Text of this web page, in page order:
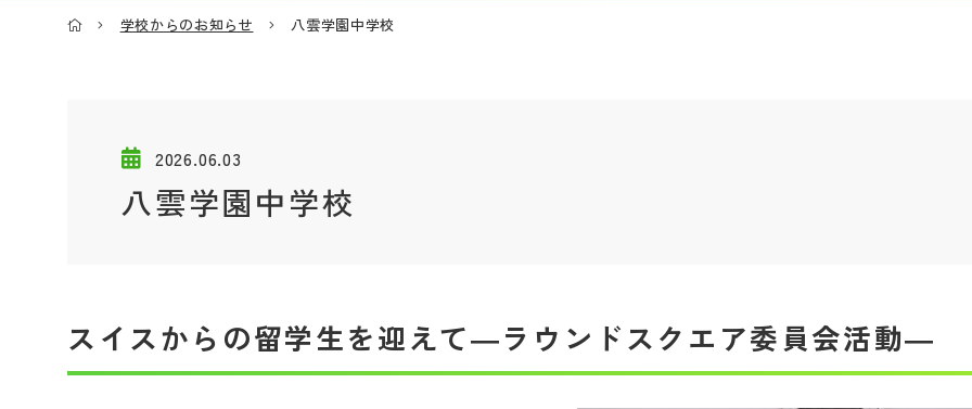
学校からのお知らせ 八雲学園中学校
2026.06.03
八雲学園中学校
スイスからの留学生を迎えて―ラウンドスクエア委員会活動―